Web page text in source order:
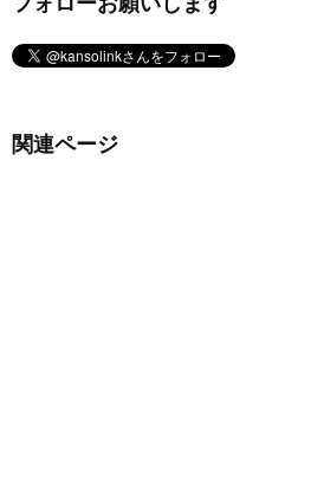
関連ページ